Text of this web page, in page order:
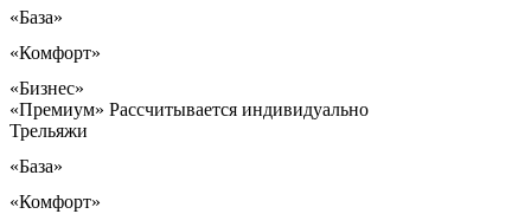
«База»
«Комфорт»
«Бизнес»
«Премиум» Рассчитывается индивидуально
Трельяжи
«База»
«Комфорт»